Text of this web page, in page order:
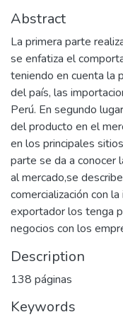
Abstract
La primera parte
se enfatiza el
teniendo en cuenta la
del país, las
Perú. En segundo
del producto en el
en los principales
parte se da a conocer
al mercado,se
comercialización con
exportador los tenga
negocios con los
Description
138 páginas
Keywords